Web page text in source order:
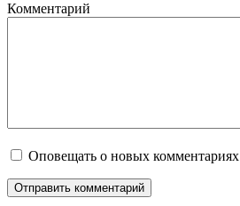
Комментарий
Оповещать о новых